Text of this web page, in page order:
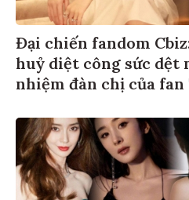
Đại chiến fandom
huỷ diệt công sức dệt
nhiệm đàn chị của